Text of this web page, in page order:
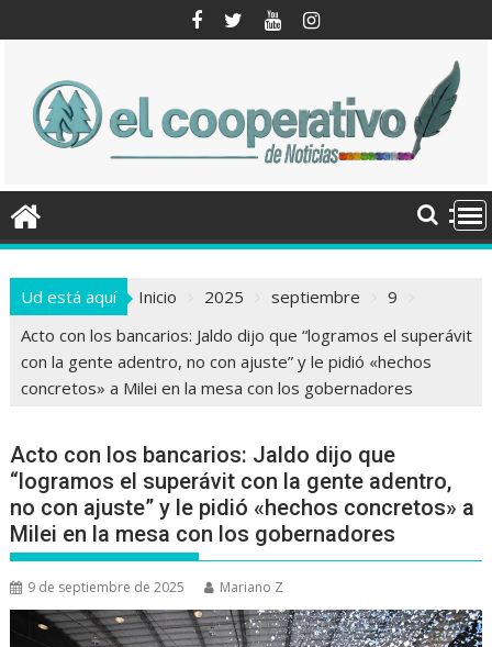
al
Ud está aquí Inicio 2025 septiembre
9
Acto con los bancarios: Jaldo dijo que “logramos el superávit
con la gente adentro, no con ajuste” y le pidió «hechos
concretos» a Milei en la mesa con los gobernadores
Acto con los bancarios: Jaldo dijo que
“logramos el superávit con la gente adentro,
no con ajuste” y le pidió «hechos concretos» a
Milei en la mesa con los gobernadores
9 de septiembre de 2025 Mariano Z